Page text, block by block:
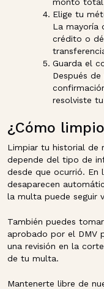
Elige tu
La mayoría
crédito o
Guarda el
Después
resolviste
¿Cómo
Limpiar tu historial de
depende del tipo de
desde que ocurrió. En
desaparecen
la multa puede seguir
También puedes
aprobado por el DMV
una revisión en la
de tu multa.
Mantenerte libre de